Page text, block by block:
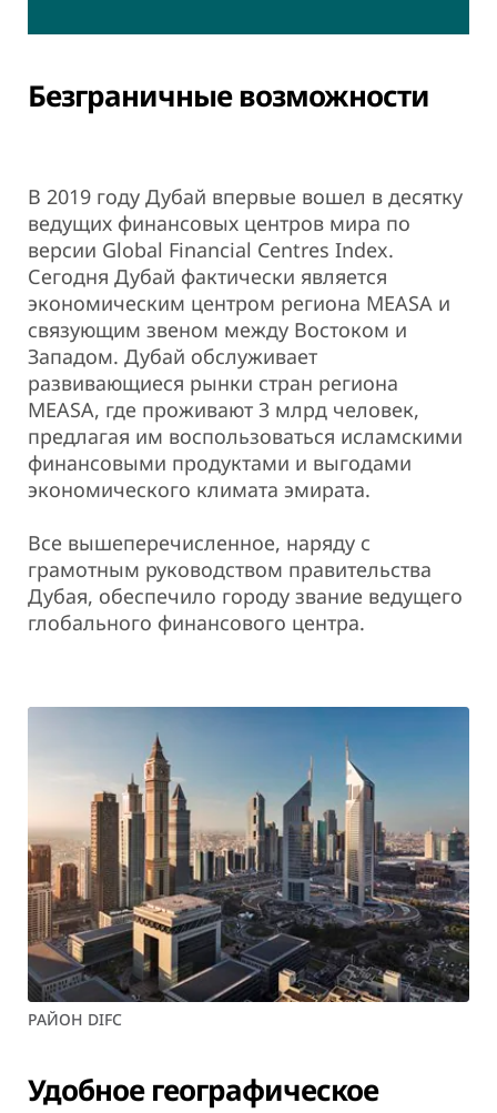
Безграничные возможности
В 2019 году Дубай впервые вошел в десятку
ведущих финансовых центров мира по
версии Global Financial Centres Index.
Сегодня Дубай фактически является
экономическим центром региона MEASA и
связующим звеном между Востоком и
Западом. Дубай обслуживает
развивающиеся рынки стран региона
MEASA, где проживают 3 млрд человек,
предлагая им воспользоваться исламскими
финансовыми продуктами и выгодами
экономического климата эмирата.
Все вышеперечисленное, наряду с
грамотным руководством правительства
Дубая, обеспечило городу звание ведущего
глобального финансового центра.
РАЙОН DIFC
Удобное географическое